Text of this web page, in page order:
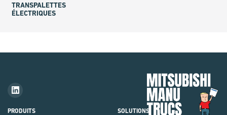
TRANSPALETTES
ÉLECTRIQUES
PRODUITS
SOLUTIONS